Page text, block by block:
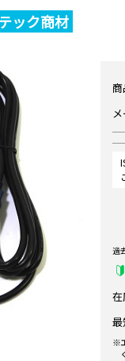
ック商材
過
最